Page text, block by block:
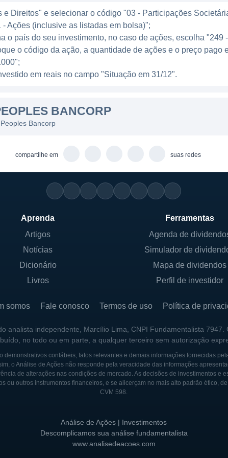
pública e suas ações estão listadas na bolsa de
investidores institucionais e acionistas individuais.
exata possa mudar ao longo do tempo.
com a comunidade e de sua estratégia para
social.
remonta ao início do século XX, com a fundação do
construir uma base sólida de clientes, baseada na
e financeiro, a empresa se adaptou às mudanças
produtos e serviços.
Bancorp passou por diversas aquisições e fusões
em diferentes mercados. Essas aquisições foram
de sua evolução, permitindo que a empresa
Bancorp tem se concentrado em alavancar a
em soluções digitais que facilitam o acesso a
que serve, a instituição tem trabalhado para
e Direitos" e selecionar o código "03 - Participações
Ações (inclusive as listadas em bolsa)";
o país do seu investimento, no caso de ações, escolha "249
o código da ação, a quantidade de ações e o preço pago
em reais no campo "Situação em 31/12".
BANCORP
Bancorp
compartilhe em suas redes
Aprenda
Artigos
Notícias
Dicionário
Livros
Ferramentas
Agenda de
Simulador de
Mapa de dividendos
Perfil de investidor
somos Fale conosco Termos de uso Política de
analista independente, Marcílio Lima, CNPI Fundamentalista
no todo ou em parte, a qualquer terceiro sem autorização
contábeis, fatos relevantes e demais informações fornecidas
o Análise de Ações não responde pela veracidade das informações
de alterações nas condições de mercado. As decisões de investimentos e
ou outros instrumentos financeiros, e se alicerçam no mais alto padrão ético,
CVM 598.
Análise de Ações | Investimentos
Descomplicamos sua análise fundamentalista
www.analisedeacoes.com